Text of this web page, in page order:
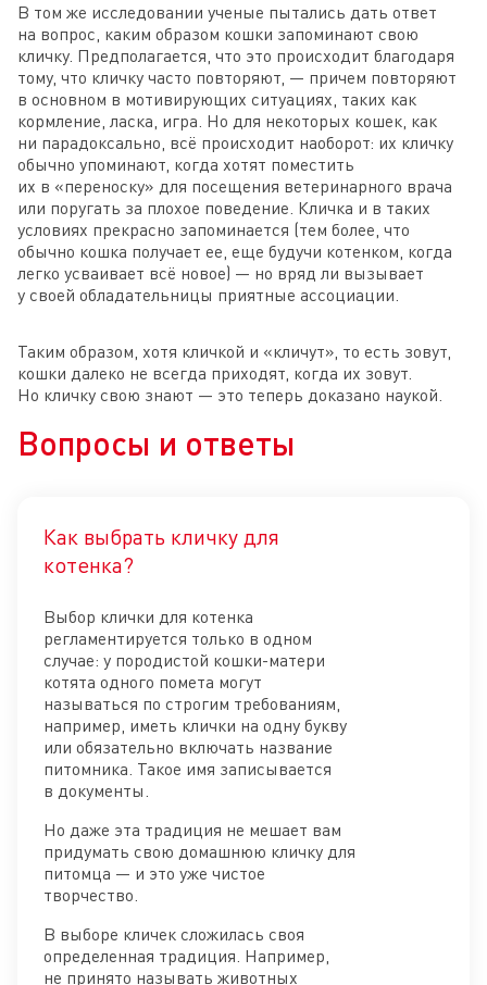
В том же исследовании ученые пытались дать ответ
на вопрос, каким образом кошки запоминают свою
кличку. Предполагается, что это происходит благодаря
тому, что кличку часто повторяют, — причем повторяют
в основном в мотивирующих ситуациях, таких как
кормление, ласка, игра. Но для некоторых кошек, как
ни парадоксально, всё происходит наоборот: их кличку
обычно упоминают, когда хотят поместить
их в «переноску» для посещения ветеринарного врача
или поругать за плохое поведение. Кличка и в таких
условиях прекрасно запоминается (тем более, что
обычно кошка получает ее, еще будучи котенком, когда
легко усваивает всё новое) — но вряд ли вызывает
у своей обладательницы приятные ассоциации.
Таким образом, хотя кличкой и «кличут», то есть зовут,
кошки далеко не всегда приходят, когда их зовут.
Но кличку свою знают — это теперь доказано наукой.
Вопросы и ответы
Как выбрать кличку для
котенка?
Выбор клички для котенка
регламентируется только в одном
случае: у породистой кошки-матери
котята одного помета могут
называться по строгим требованиям,
например, иметь клички на одну букву
или обязательно включать название
питомника. Такое имя записывается
в документы.
Но даже эта традиция не мешает вам
придумать свою домашнюю кличку для
питомца — и это уже чистое
творчество.
В выборе кличек сложилась своя
определенная традиция. Например,
не принято называть животных